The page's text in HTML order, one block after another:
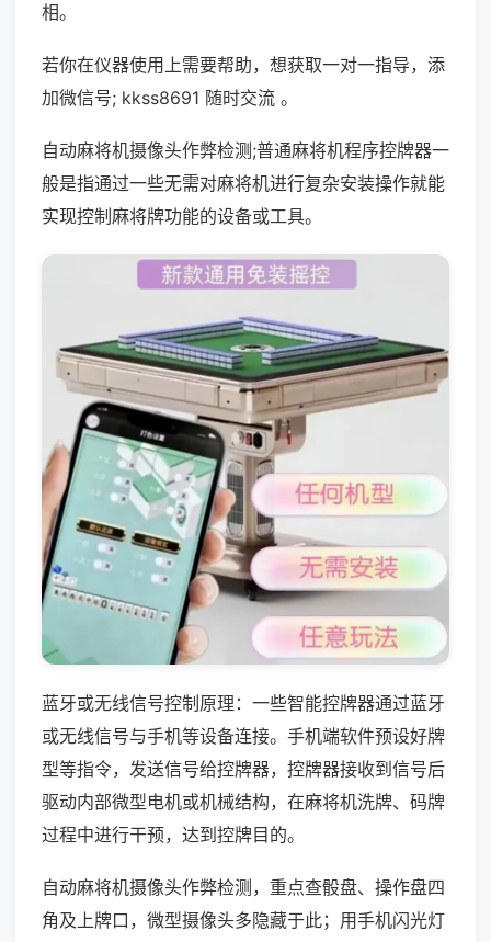
相。
若你在仪器使用上需要帮助，想获取一对一指导，添
加微信号; kkss8691 随时交流 。
自动麻将机摄像头作弊检测;普通麻将机程序控牌器一
般是指通过一些无需对麻将机进行复杂安装操作就能
实现控制麻将牌功能的设备或工具。
蓝牙或无线信号控制原理：一些智能控牌器通过蓝牙
或无线信号与手机等设备连接。手机端软件预设好牌
型等指令，发送信号给控牌器，控牌器接收到信号后
驱动内部微型电机或机械结构，在麻将机洗牌、码牌
过程中进行干预，达到控牌目的。
自动麻将机摄像头作弊检测，重点查骰盘、操作盘四
角及上牌口，微型摄像头多隐藏于此；用手机闪光灯